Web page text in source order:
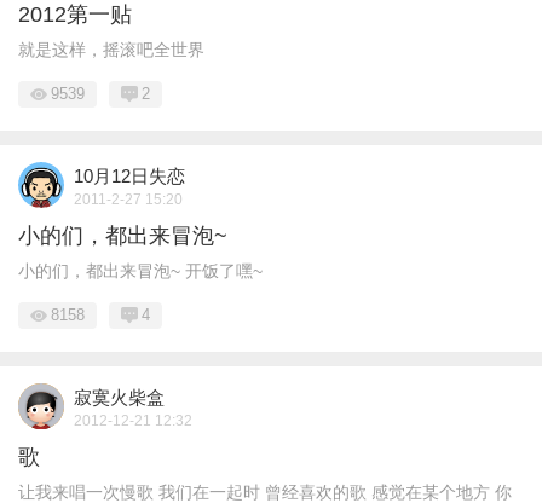
2012第一贴
就是这样，摇滚吧全世界
9539 2
10月12日失恋
2011-2-27 15:20
小的们，都出来冒泡~
小的们，都出来冒泡~ 开饭了嘿~
8158 4
寂寞火柴盒
2012-12-21 12:32
歌
让我来唱一次慢歌 我们在一起时 曾经喜欢的歌 感觉在某个地方 你